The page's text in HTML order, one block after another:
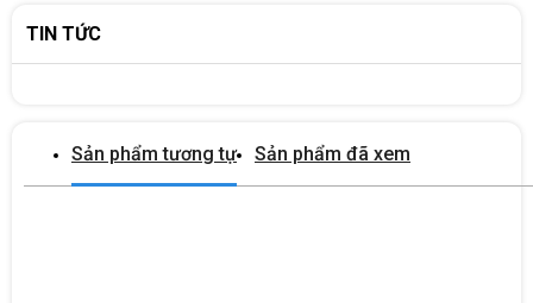
Kích thước (mm)
TIN TỨC
Sản phẩm tương tự Sản phẩm đã xem